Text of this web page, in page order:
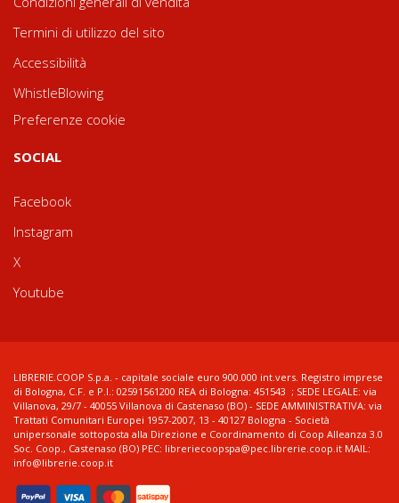
Termini di utilizzo del sito
Accessibilità
WhistleBlowing
Preferenze cookie
SOCIAL
Facebook
Instagram
X
Youtube
LIBRERIE.COOP S.p.a. - capitale sociale euro 900.000 int.vers. Registro imprese
di Bologna, C.F. e P.I.: 02591561200 REA di Bologna: 451543 ; SEDE LEGALE: via
Villanova, 29/7 - 40055 Villanova di Castenaso (BO) - SEDE AMMINISTRATIVA: via
Trattati Comunitari Europei 1957-2007, 13 - 40127 Bologna - Società
unipersonale sottoposta alla Direzione e Coordinamento di Coop Alleanza 3.0
Soc. Coop., Castenaso (BO) PEC: libreriecoopspa@pec.librerie.coop.it MAIL:
info@librerie.coop.it